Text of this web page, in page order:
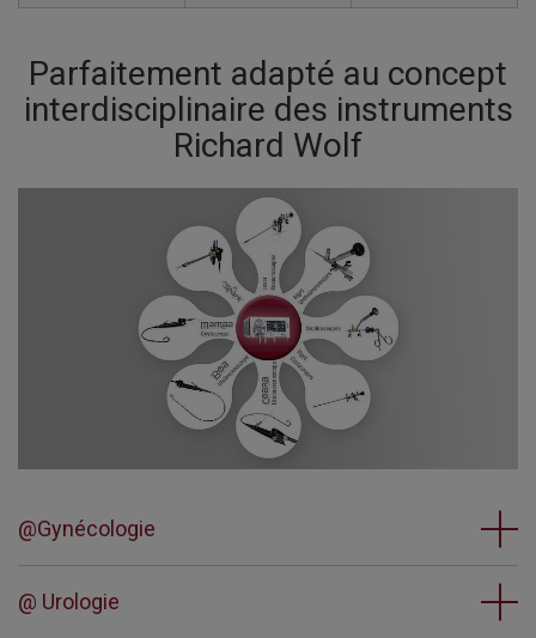
Parfaitement adapté au concept
interdisciplinaire des instruments
Richard Wolf
@Gynécologie
@ Urologie